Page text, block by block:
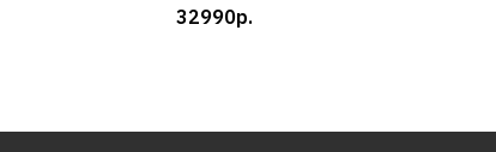
32990р.